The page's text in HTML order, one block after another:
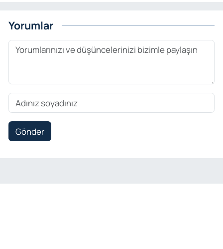
Yorumlar
Gönder